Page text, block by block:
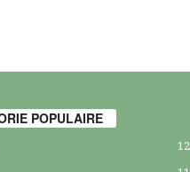
POPULAIRE